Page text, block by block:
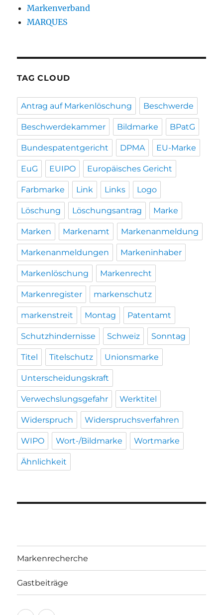
Markenverband
MARQUES
TAG CLOUD
Antrag auf Markenlöschung Beschwerde
Beschwerdekammer Bildmarke BPatG
Bundespatentgericht DPMA EU-Marke
EuG EUIPO Europäisches Gericht
Farbmarke Link Links Logo
Löschung Löschungsantrag Marke
Marken Markenamt Markenanmeldung
Markenanmeldungen Markeninhaber
Markenlöschung Markenrecht
Markenregister markenschutz
markenstreit Montag Patentamt
Schutzhindernisse Schweiz Sonntag
Titel Titelschutz Unionsmarke
Unterscheidungskraft
Verwechslungsgefahr Werktitel
Widerspruch Widerspruchsverfahren
WIPO Wort-/Bildmarke Wortmarke
Ähnlichkeit
Markenrecherche
Gastbeiträge